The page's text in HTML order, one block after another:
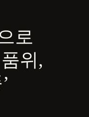
로
위,